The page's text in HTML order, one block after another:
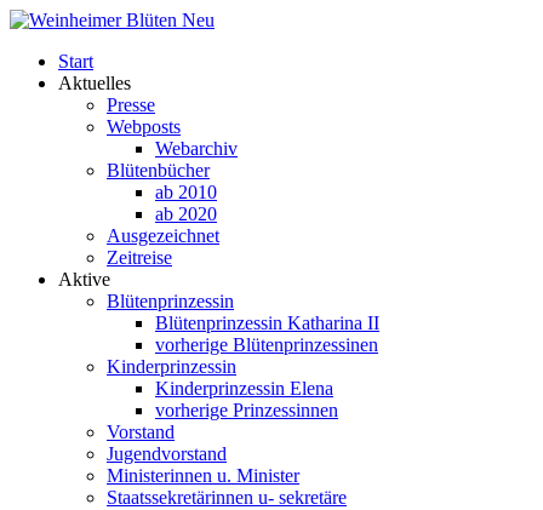
Start
Aktuelles
Presse
Webposts
Webarchiv
Blütenbücher
ab 2010
ab 2020
Ausgezeichnet
Zeitreise
Aktive
Blütenprinzessin
Blütenprinzessin Katharina II
vorherige Blütenprinzessinen
Kinderprinzessin
Kinderprinzessin Elena
vorherige Prinzessinnen
Vorstand
Jugendvorstand
Ministerinnen u. Minister
Staatssekretärinnen u- sekretäre